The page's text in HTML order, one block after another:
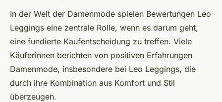
In der Welt der Damenmode spielen Bewertungen Leo
Leggings eine zentrale Rolle, wenn es darum geht,
eine fundierte Kaufentscheidung zu treffen. Viele
Käuferinnen berichten von positiven Erfahrungen
Damenmode, insbesondere bei Leo Leggings, die
durch ihre Kombination aus Komfort und Stil
überzeugen.